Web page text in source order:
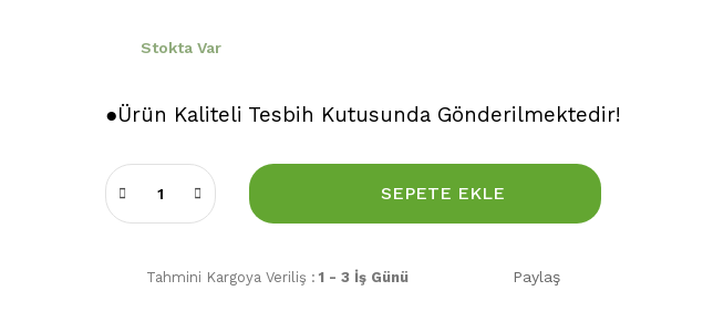
Stokta Var
●Ürün Kaliteli Tesbih Kutusunda Gönderilmektedir!
SEPETE EKLE
Tahmini Kargoya Veriliş : 1 - 3 İş Günü Paylaş